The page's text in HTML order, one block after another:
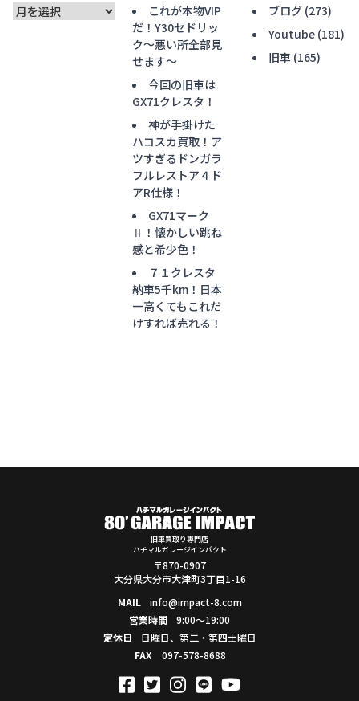
ア
これが本物VIP
だ！Y30セドリッ
ク〜悪い所全部見
せます〜
今回の旧車は
GX71クレスタ！
神が手掛けた
ハコスカ買取！ア
ツすぎるドンガラ
フルレストア４ド
アR仕様！
GX71マーク
Ⅱ！懐かしい跳ね
感と希少色！
７１クレスタ
納車5千km！日本
一高くてもこれだ
けすれば売れる！
ブログ(273)
Youtube(181)
旧車 (165)
旧車買取り専門店
ハチマルガレージインパクト
〒870-0907
大分県大分市大津町3丁目1-16
MAIL
info@impact-8.com
営業時間
9:00～19:00
定休日
日曜日、第二・第四土曜日
FAX
097-578-8688